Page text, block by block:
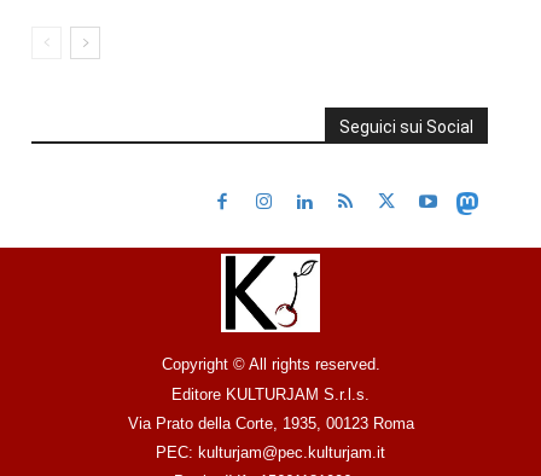
Seguici sui Social
Copyright © All rights reserved.
Editore KULTURJAM S.r.l.s.
Via Prato della Corte, 1935, 00123 Roma
PEC: kulturjam@pec.kulturjam.it